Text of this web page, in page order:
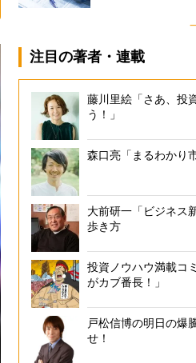
注目の著者・連載
藤川里絵「さあ、投
う！」
森口亮「まるわかり
大前研一「ビジネス
歩き方
投資ノウハウ満載コ
がカブ番長！」
戸松信博の明日の爆
せ！